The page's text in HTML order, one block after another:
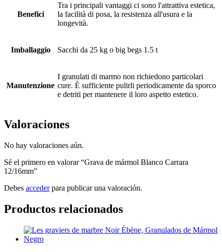
Benefici
Tra i principali vantaggi ci sono l'attrattiva estetica,
la facilità di posa, la resistenza all'usura e la
longevità.
Imballaggio Sacchi da 25 kg o big begs 1.5 t
Manutenzione
I granulati di marmo non richiedono particolari
cure. È sufficiente pulirli periodicamente da sporco
e detriti per mantenere il loro aspetto estetico.
Valoraciones
No hay valoraciones aún.
Sé el primero en valorar “Grava de mármol Blanco Carrara
12/16mm”
Debes accederpara publicar una valoración.
Productos relacionados